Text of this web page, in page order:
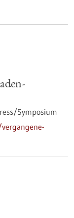
Symposium